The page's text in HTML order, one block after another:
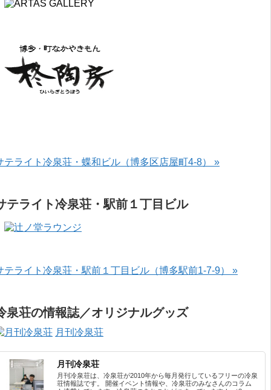
テライト冷泉荘・蝶和ビル（博多区店屋町4-8） »
テライト冷泉荘・駅前１丁目ビル
テライト冷泉荘・駅前１丁目ビル（博多駅前1-7-9） »
泉荘の情報誌／オリジナルグッズ
月刊冷泉荘
月刊冷泉荘
月刊冷泉荘は、冷泉荘が2010年から毎月発行しているフリーの冷泉
荘情報誌です。 開催イベント情報や、冷泉荘のみなさんのコラム